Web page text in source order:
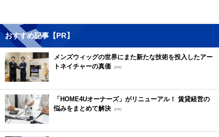
おすすめ記事【PR】
メンズウィッグの世界にまた新たな技術を投入したアー
トネイチャーの真価 [PR]
「HOME4Uオーナーズ」がリニューアル！ 賃貸経営の
悩みをまとめて解決 [PR]